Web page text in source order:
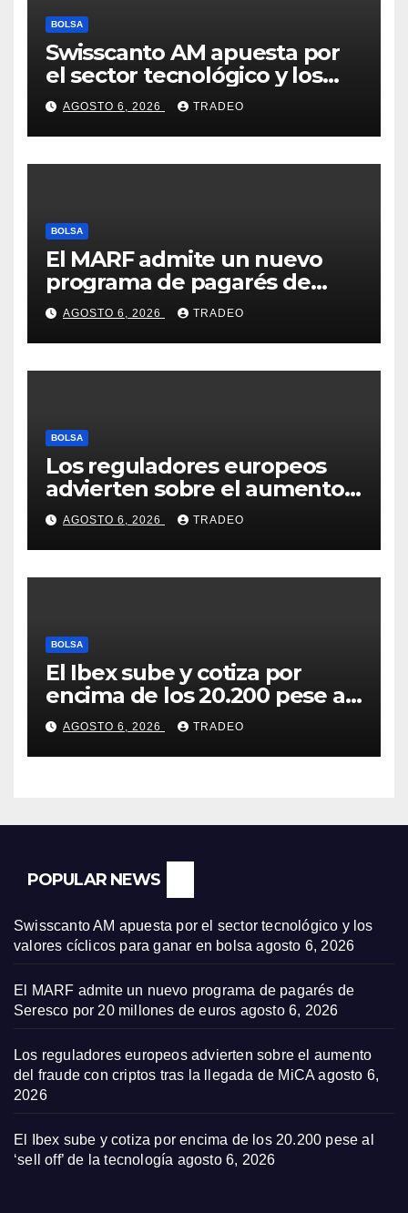
BOLSA
Swisscanto AM apuesta por
el sector tecnológico y los
valores cíclicos para ganar en
bolsa
AGOSTO 6, 2026 TRADEO
BOLSA
El MARF admite un nuevo
programa de pagarés de
Seresco por 20 millones de
euros
AGOSTO 6, 2026 TRADEO
BOLSA
Los reguladores europeos
advierten sobre el aumento
del fraude con criptos tras la
llegada de MiCA
AGOSTO 6, 2026 TRADEO
BOLSA
El Ibex sube y cotiza por
encima de los 20.200 pese al
‘sell off’ de la tecnología
AGOSTO 6, 2026 TRADEO
POPULAR NEWS
Swisscanto AM apuesta por el sector tecnológico y los
valores cíclicos para ganar en bolsa agosto 6, 2026
El MARF admite un nuevo programa de pagarés de
Seresco por 20 millones de euros agosto 6, 2026
Los reguladores europeos advierten sobre el aumento
del fraude con criptos tras la llegada de MiCA agosto 6,
2026
El Ibex sube y cotiza por encima de los 20.200 pese al
‘sell off’ de la tecnología agosto 6, 2026